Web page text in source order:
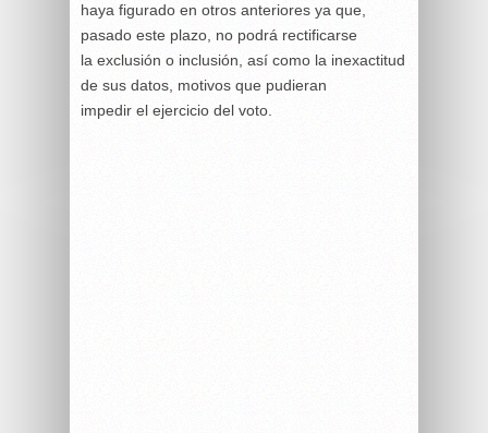
haya figurado en otros anteriores ya que,
pasado este plazo, no podrá rectificarse
la exclusión o inclusión, así como la inexactitud
de sus datos, motivos que pudieran
impedir el ejercicio del voto.